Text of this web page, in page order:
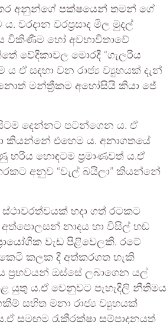
අනුන්ගේ පක්ෂයෙන් තමන් ගේ
වරප්‍රසාද මිල මුදල්
විකිණීම හෝ අවභාවිතාවේ
වේදිකාවල මොරදී “ගැලරිය
සඳහා වන රාජ්‍ය ව්‍යුහයක් දැන්
මන්ත්‍රීකම අහෝසියි කියා ජේ
දෙන්නට පටන්ගෙන ය. ඒ
කියන්නේ එහෙම ය. අනාගතයේ
හරිය හොඳටම ප්‍රමාණවත්‍ ය.ඒ
අනුව “වැල් බයිලා” කියන්නේ
හදා ගත් රටකට
නාදය හා විසිල් හඬ
වැඩ පිළිවෙලකි. රටේ
කලක දී අත්කරගත හැකි
ප්‍රභවයන් ඔස්සේ ලබාගෙන යල්
යුතු ය.ඒ වෙනුවට පැහැදිලි නීතිමය
සහිත මනා රාජ්‍ය ව්‍යුහයක්
සමඟම රැකීරක්ෂා සම්පාදනයත්